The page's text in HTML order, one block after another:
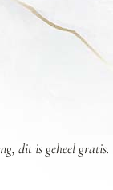
dit is geheel gratis.